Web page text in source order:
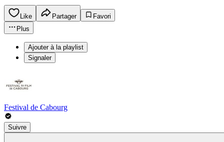
Like Partager
Favori
Plus
Ajouter à la playlist
Signaler
Festival de Cabourg
Suivre